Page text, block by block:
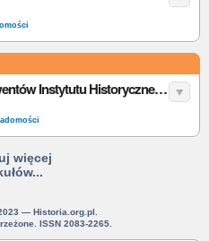
Pierwszy Zjazd Absolwentów Instytutu Historycznego UW
więcej
— Historia.org.pl.
ISSN 2083-2265.